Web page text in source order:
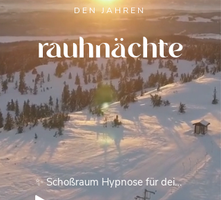
DEN JAHREN
rauhnächte
✨ Schoßraum Hypnose für deine Rauhnächte ✨